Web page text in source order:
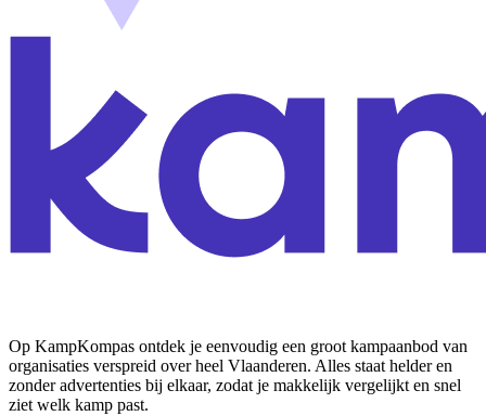
Op KampKompas ontdek je eenvoudig een groot kampaanbod van
organisaties verspreid over heel Vlaanderen. Alles staat helder en
zonder advertenties bij elkaar, zodat je makkelijk vergelijkt en snel
ziet welk kamp past.